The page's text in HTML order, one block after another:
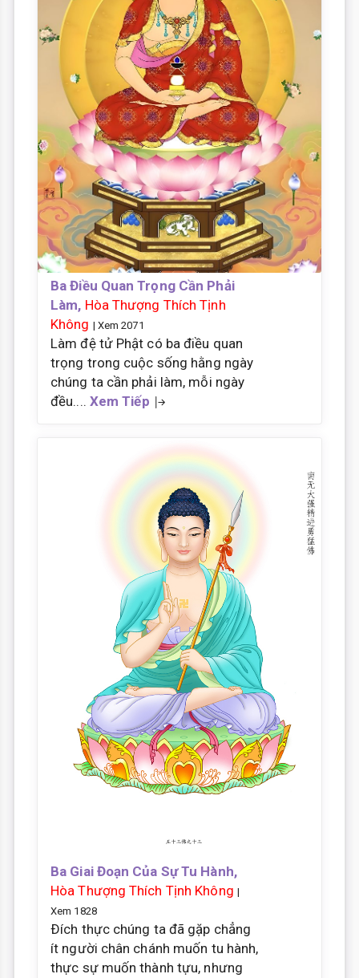
Ba Điều Quan Trọng Cần Phải
Làm, Hòa Thượng Thích Tịnh
Không | Xem 2071
Làm đệ tử Phật có ba điều quan
trọng trong cuộc sống hằng ngày
chúng ta cần phải làm, mỗi ngày
đều.... Xem Tiếp
Ba Giai Đoạn Của Sự Tu Hành,
Hòa Thượng Thích Tịnh Không |
Xem 1828
Ðích thực chúng ta đã gặp chẳng
ít người chân chánh muốn tu hành,
thực sự muốn thành tựu, nhưng